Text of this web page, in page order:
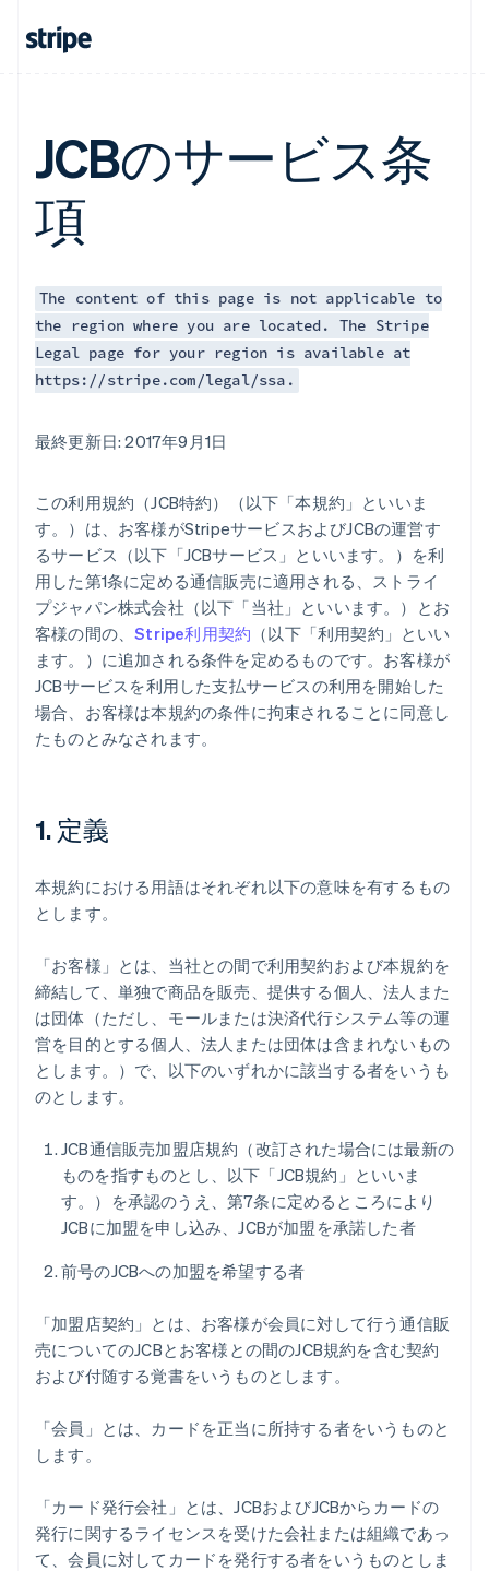
JCBのサービス条
項
The content of this page is not applicable to
the region where you are located. The Stripe
Legal page for your region is available at
https://stripe.com/legal/ssa.
最終更新日: 2017年9月1日
この利用規約（JCB特約）（以下「本規約」といいま
す。）は、お客様がStripeサービスおよびJCBの運営す
るサービス（以下「JCBサービス」といいます。）を利
用した第1条に定める通信販売に適用される、ストライ
プジャパン株式会社（以下「当社」といいます。）とお
客様の間の、Stripe利用契約 （以下「利用契約」といい
ます。）に追加される条件を定めるものです。お客様が
JCBサービスを利用した支払サービスの利用を開始した
場合、お客様は本規約の条件に拘束されることに同意し
たものとみなされます。
1. 定義
本規約における用語はそれぞれ以下の意味を有するもの
とします。
「お客様」とは、当社との間で利用契約および本規約を
締結して、単独で商品を販売、提供する個人、法人また
は団体（ただし、モールまたは決済代行システム等の運
営を目的とする個人、法人または団体は含まれないもの
とします。）で、以下のいずれかに該当する者をいうも
のとします。
JCB通信販売加盟店規約（改訂された場合には最新の
ものを指すものとし、以下「JCB規約」といいま
す。）を承認のうえ、第7条に定めるところにより
JCBに加盟を申し込み、JCBが加盟を承諾した者
前号のJCBへの加盟を希望する者
「加盟店契約」とは、お客様が会員に対して行う通信販
売についてのJCBとお客様との間のJCB規約を含む契約
および付随する覚書をいうものとします。
「会員」とは、カードを正当に所持する者をいうものと
します。
「カード発行会社」とは、JCBおよびJCBからカードの
発行に関するライセンスを受けた会社または組織であっ
て、会員に対してカードを発行する者をいうものとしま